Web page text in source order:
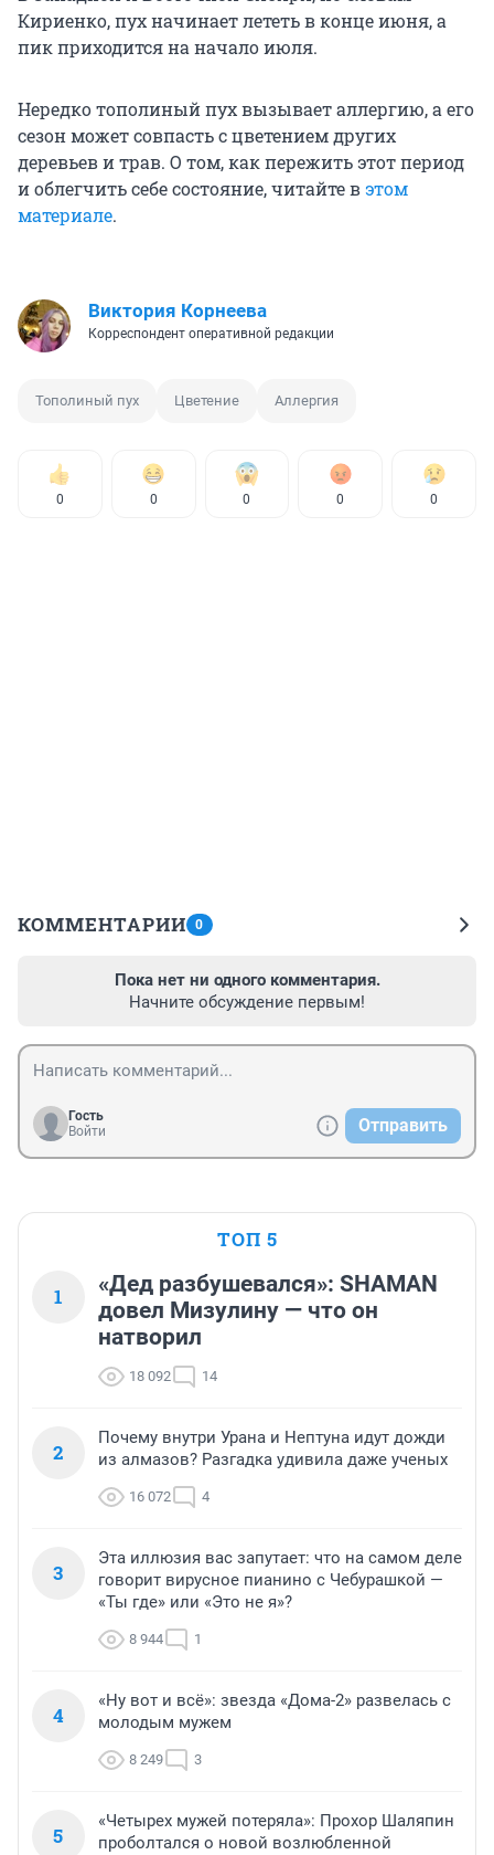
Кириенко, пух начинает лететь в конце июня, а
пик приходится на начало июля.
Нередко тополиный пух вызывает аллергию, а его
сезон может совпасть с цветением других
деревьев и трав. О том, как пережить этот период
и облегчить себе состояние, читайте вэтом
материале.
Виктория Корнеева
Корреспондент оперативной редакции
Тополиный пух Цветение Аллергия
0 0 0 0 0
КОММЕНТАРИИ 0
Пока нет ни одного комментария.
Начните обсуждение первым!
Гость
Войти
Отправить
ТОП 5
1
«Дед разбушевался»: SHAMAN
довел Мизулину — что он
натворил
18 092 14
2
Почему внутри Урана и Нептуна идут дожди
из алмазов? Разгадка удивила даже ученых
16 072 4
3
Эта иллюзия вас запутает: что на самом деле
говорит вирусное пианино с Чебурашкой —
«Ты где» или «Это не я»?
8 944 1
4
«Ну вот и всё»: звезда «Дома-2» развелась с
молодым мужем
8 249 3
5
«Четырех мужей потеряла»: Прохор Шаляпин
проболтался о новой возлюбленной